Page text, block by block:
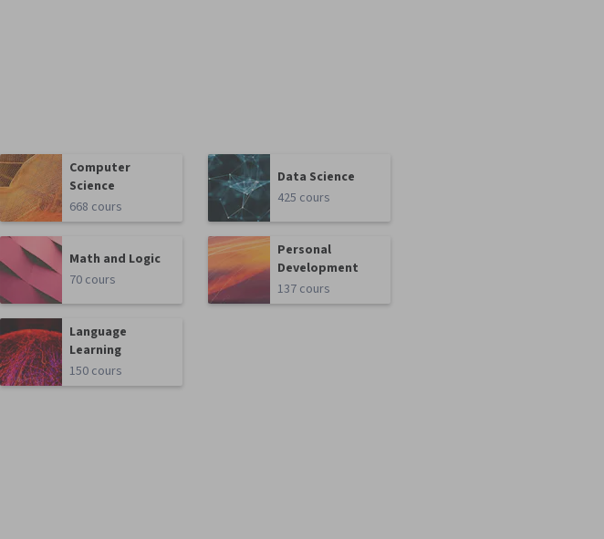
Computer
Science
668 cours
Data Science
425 cours
Math and Logic
70 cours
Personal
Development
137 cours
Language
Learning
150 cours